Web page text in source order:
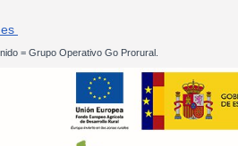
= Grupo Operativo Go Prorural.